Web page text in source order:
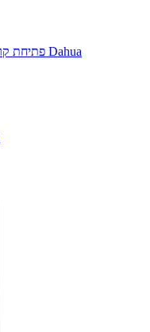
פתיחת קריאת שירות מצלמות אבטחה Dahua